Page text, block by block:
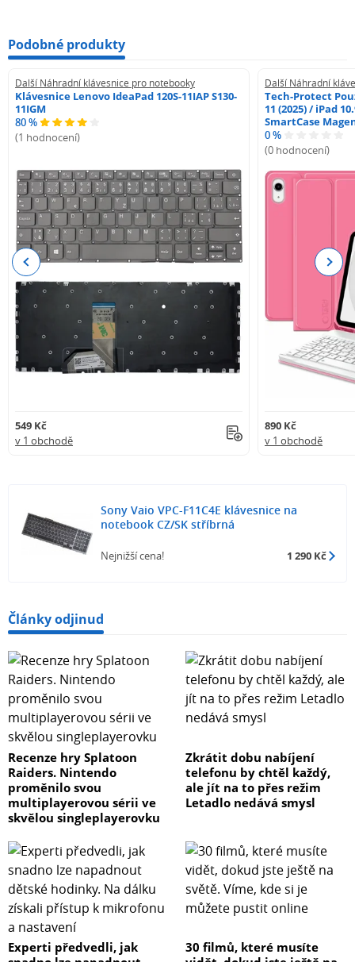
Podobné produkty
Další Náhradní klávesnice pro notebooky
Klávesnice Lenovo IdeaPad 120S-11IAP S130-
11IGM
80 %
(1 hodnocení)
549 Kč
v 1 obchodě
Další Náhradní
Tech-Protect
11 (2025) / iPad
SmartCase
0 %
(0 hodnocení)
890 Kč
v 1 obchodě
Previous Next
Sony Vaio VPC-F11C4E klávesnice na
notebook CZ/SK stříbrná
Nejnižší cena! 1 290 Kč
Články odjinud
Recenze hry Splatoon
Raiders. Nintendo
proměnilo svou
multiplayerovou sérii ve
skvělou singleplayerovku
Zkrátit dobu nabíjení
telefonu by chtěl každý,
ale jít na to přes režim
Letadlo nedává smysl
Experti předvedli, jak
30 filmů, které musíte